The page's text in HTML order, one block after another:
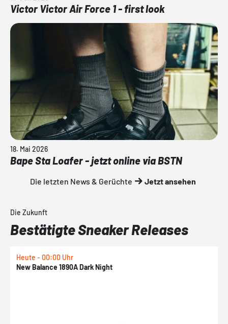
Victor Victor Air Force 1 - first look
18. Mai 2026
Bape Sta Loafer - jetzt online via BSTN
Die letzten News & Gerüchte Jetzt ansehen
Die Zukunft
Bestätigte Sneaker Releases
Heute - 00:00 Uhr
New Balance 1890A Dark Night